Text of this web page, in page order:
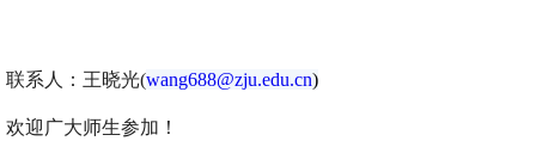
联系人：王晓光(wang688@zju.edu.cn)
欢迎广大师生参加！